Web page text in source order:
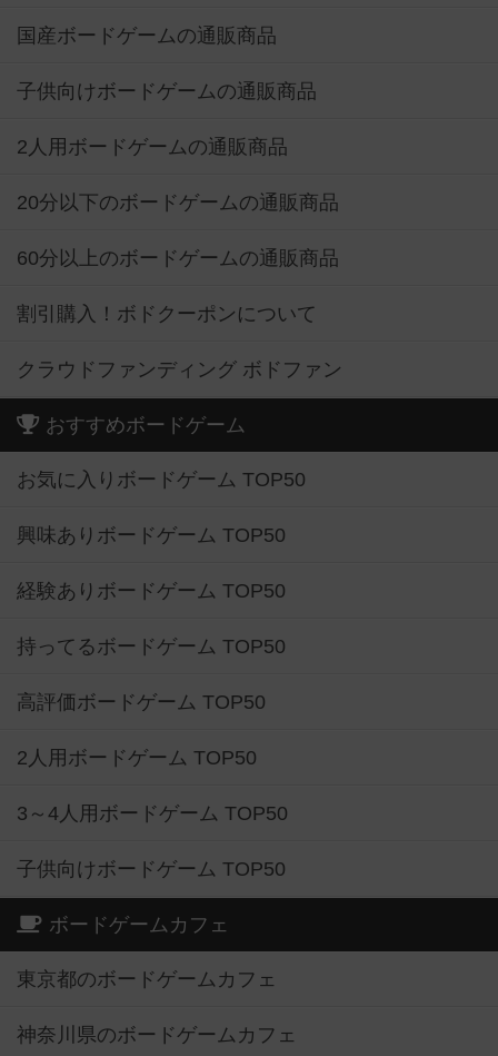
国産ボードゲームの通販商品
子供向けボードゲームの通販商品
2人用ボードゲームの通販商品
20分以下のボードゲームの通販商品
60分以上のボードゲームの通販商品
割引購入！ボドクーポンについて
クラウドファンディング ボドファン
おすすめボードゲーム
お気に入りボードゲーム TOP50
興味ありボードゲーム TOP50
経験ありボードゲーム TOP50
持ってるボードゲーム TOP50
高評価ボードゲーム TOP50
2人用ボードゲーム TOP50
3～4人用ボードゲーム TOP50
子供向けボードゲーム TOP50
ボードゲームカフェ
東京都のボードゲームカフェ
神奈川県のボードゲームカフェ